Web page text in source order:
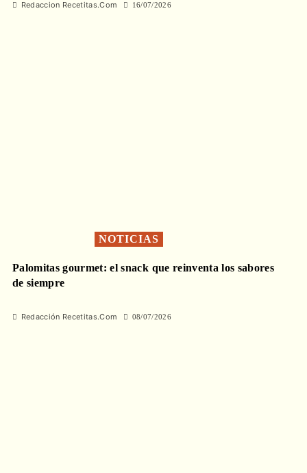
Redaccion Recetitas.Com 16/07/2026
NOTICIAS
Palomitas gourmet: el snack que reinventa los sabores
de siempre
Redacción Recetitas.Com 08/07/2026